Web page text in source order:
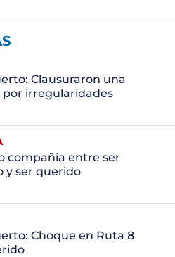
Clausuraron una
por irregularidades
compañía entre ser
y ser querido
Choque en Ruta 8